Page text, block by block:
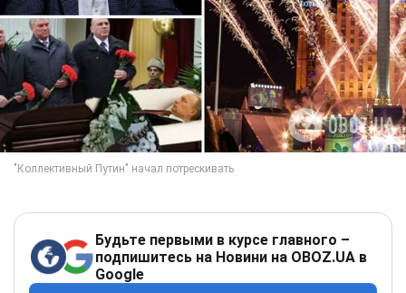
Будьте первыми в курсе главного –
подпишитесь на Новини на OBOZ.UA в
Google